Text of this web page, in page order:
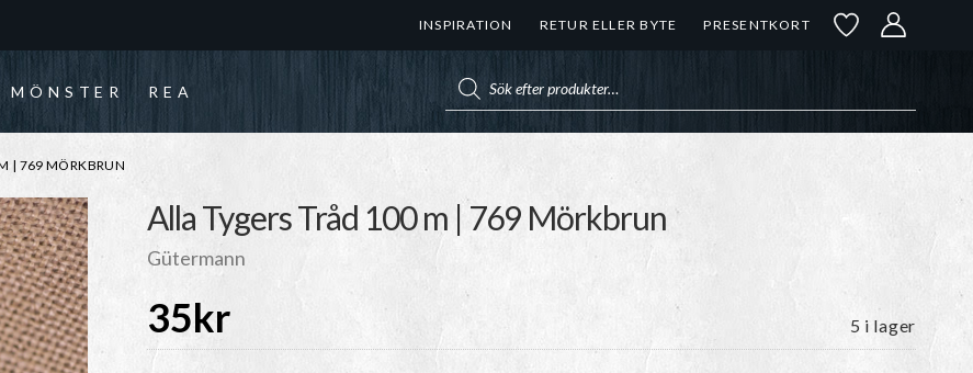
INSPIRATION RETUR ELLER BYTE PRESENTKORT
MÖNSTER REA
| 769 MÖRKBRUN
Alla Tygers Tråd 100 m | 769 Mörkbrun
Gütermann
35kr 5 i lager